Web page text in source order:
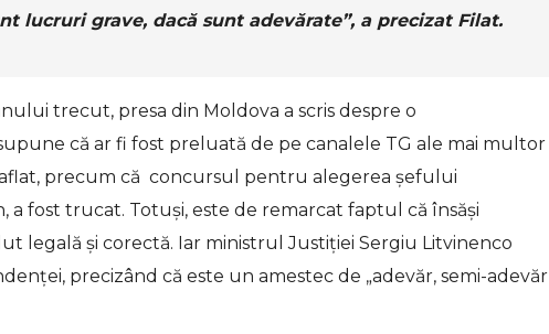
lucruri grave, dacă sunt adevărate”, a precizat Filat.
trecut, presa din Moldova a scris despre o
că ar fi fost preluată de pe canalele TG ale mai multor
precum că concursul pentru alegerea șefului
fost trucat. Totuși, este de remarcat faptul că însăși
legală și corectă. Iar ministrul Justiției Sergiu Litvinenco
precizând că este un amestec de „adevăr, semi-adevăr